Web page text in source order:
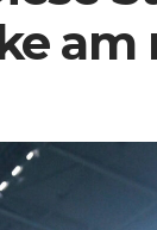
am